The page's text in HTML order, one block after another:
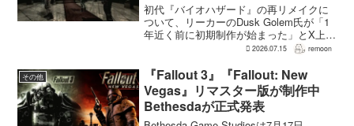
初代『バイオハザード』の再リメイクに
ついて、リーカーのDusk Golem氏が「1
年近く前に初期制作が始まった」とX上で
述べた。同氏によれば、プリプロダクシ
本格制作へ移るのは『バイオハザード
RE:...
2026.07.15 remoon
その他
『Fallout 3』『Fallout: New
Vegas』リマスター版が制作中
Bethesdaが正式発表